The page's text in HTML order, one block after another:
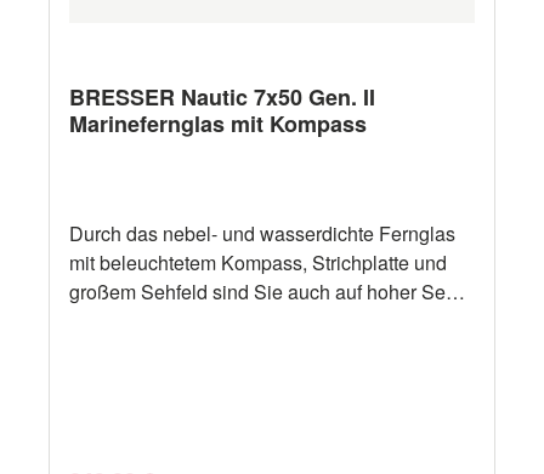
BRESSER Nautic 7x50 Gen. II
Marinefernglas mit Kompass
Durch das nebel- und wasserdichte Fernglas
mit beleuchtetem Kompass, Strichplatte und
großem Sehfeld sind Sie auch auf hoher See